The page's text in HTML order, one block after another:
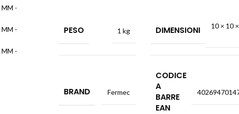
PESO 1 kg DIMENSIONI
10 × 10
BRAND Fermec
CODICE
A
BARRE
EAN